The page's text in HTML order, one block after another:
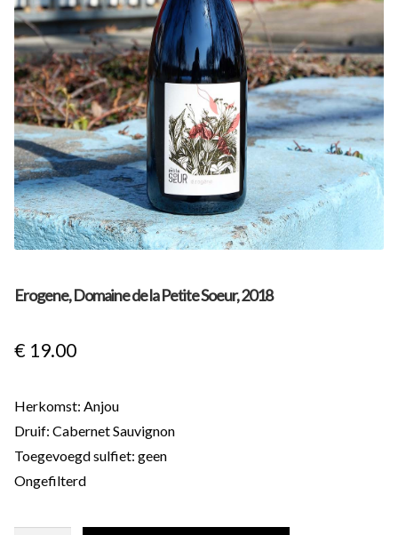
Aanbiedingen
Nieuwsbrief
Erogene, Domaine de la Petite Soeur, 2018
€ 19.00
Herkomst: Anjou
Druif: Cabernet Sauvignon
Toegevoegd sulfiet: geen
Ongefilterd
Erogene,